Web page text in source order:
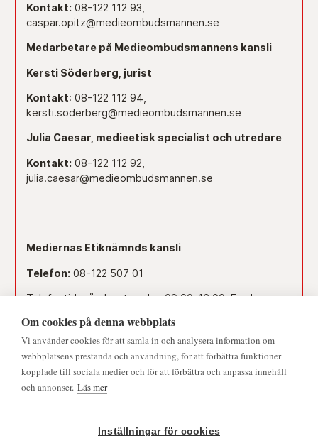
Kontakt: 08-122 112 93,
caspar.opitz@medieombudsmannen.se
Medarbetare på Medieombudsmannens kansli
Kersti Söderberg, jurist
Kontakt: 08-122 112 94,
kersti.soderberg@medieombudsmannen.se
Julia Caesar, medieetisk specialist och utredare
Kontakt: 08-122 112 92,
julia.caesar@medieombudsmannen.se
Mediernas Etiknämnds kansli
Telefon: 08-122 507 01
Telefontid måndag-torsdag 09.00–16.00. Fredag
Dag före röd dag 09.00–12.00.
Lunchstängt 12.00–13.00.
Mejl:namnden@medieombudsmannen.se
Om cookies på denna webbplats
Vi använder cookies för att samla in och analysera information om
webbplatsens prestanda och användning, för att förbättra funktioner
kopplade till sociala medier och för att förbättra och anpassa innehåll
och annonser. Läs mer
Inställningar för cookies